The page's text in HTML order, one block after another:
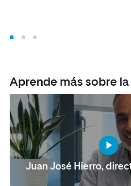
Aprende más sobre
Juan José Hierro,